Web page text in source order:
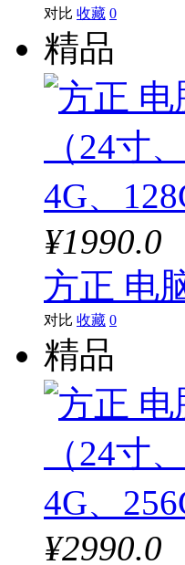
对比 收藏 0
精品
¥1990.0
方正 电
对比 收藏 0
精品
¥2990.0